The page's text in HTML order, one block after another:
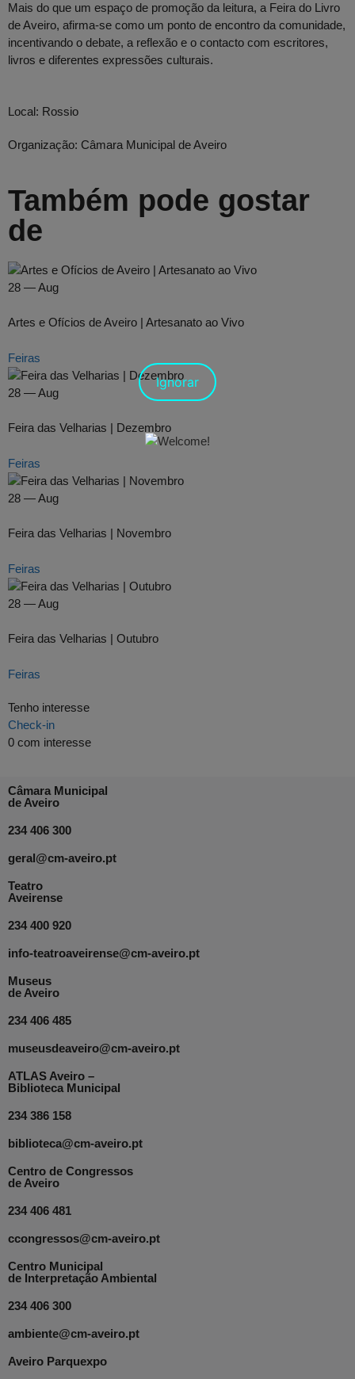
Mais do que um espaço de promoção da leitura, a Feira do Livro
de Aveiro, afirma-se como um ponto de encontro da comunidade,
incentivando o debate, a reflexão e o contacto com escritores,
livros e diferentes expressões culturais.
Local: Rossio
Organização: Câmara Municipal de Aveiro
Também pode gostar
de
28 — Aug
Artes e Ofícios de Aveiro | Artesanato ao Vivo
Feiras
28 — Aug
Feira das Velharias | Dezembro
Feiras
28 — Aug
Feira das Velharias | Novembro
Feiras
28 — Aug
Feira das Velharias | Outubro
Feiras
Tenho interesse
Check-in
0 com interesse
Câmara Municipal
de Aveiro
234 406 300
geral@cm-aveiro.pt
Teatro
Aveirense
234 400 920
info-teatroaveirense@cm-aveiro.pt
Museus
de Aveiro
234 406 485
museusdeaveiro@cm-aveiro.pt
ATLAS Aveiro –
Biblioteca Municipal
234 386 158
biblioteca@cm-aveiro.pt
Centro de Congressos
de Aveiro
234 406 481
ccongressos@cm-aveiro.pt
Centro Municipal
de Interpretação Ambiental
234 406 300
ambiente@cm-aveiro.pt
Aveiro Parquexpo
Ignorar